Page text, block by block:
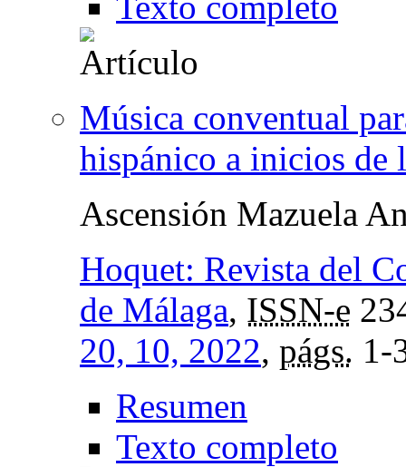
Música conventual
hispánico a inicios de
Ascensión Mazuela
Hoquet: Revista del
de Málaga, ISSN-e
20, 10, 2022, págs. 1-
Resumen
Texto completo